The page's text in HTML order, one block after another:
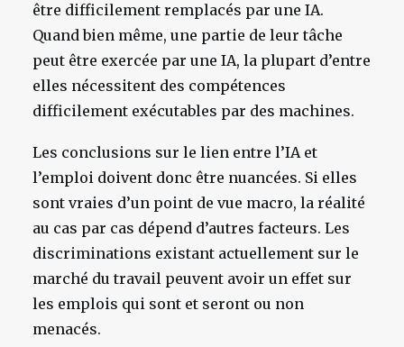
être difficilement remplacés par une IA.
Quand bien même, une partie de leur tâche
peut être exercée par une IA, la plupart d’entre
elles nécessitent des compétences
difficilement exécutables par des machines.
Les conclusions sur le lien entre l’IA et
l’emploi doivent donc être nuancées. Si elles
sont vraies d’un point de vue macro, la réalité
au cas par cas dépend d’autres facteurs. Les
discriminations existant actuellement sur le
marché du travail peuvent avoir un effet sur
les emplois qui sont et seront ou non
menacés.